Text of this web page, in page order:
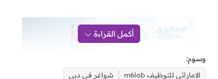
أكمل القراءة
وسوم:
الاماراتي للتوظيف m6lob
شواغر في دبي